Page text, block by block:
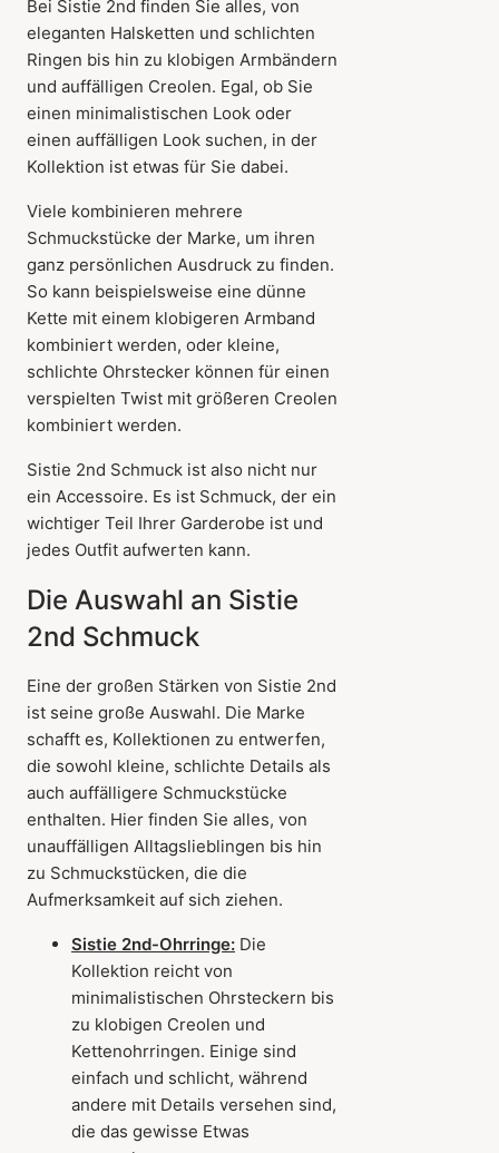
Bei Sistie 2nd finden Sie alles, von
eleganten Halsketten und schlichten
Ringen bis hin zu klobigen Armbändern
und auffälligen Creolen. Egal, ob Sie
einen minimalistischen Look oder
einen auffälligen Look suchen, in der
Kollektion ist etwas für Sie dabei.
Viele kombinieren mehrere
Schmuckstücke der Marke, um ihren
ganz persönlichen Ausdruck zu finden.
So kann beispielsweise eine dünne
Kette mit einem klobigeren Armband
kombiniert werden, oder kleine,
schlichte Ohrstecker können für einen
verspielten Twist mit größeren Creolen
kombiniert werden.
Sistie 2nd Schmuck ist also nicht nur
ein Accessoire. Es ist Schmuck, der ein
wichtiger Teil Ihrer Garderobe ist und
jedes Outfit aufwerten kann.
Die Auswahl an Sistie
2nd Schmuck
Eine der großen Stärken von Sistie 2nd
ist seine große Auswahl. Die Marke
schafft es, Kollektionen zu entwerfen,
die sowohl kleine, schlichte Details als
auch auffälligere Schmuckstücke
enthalten. Hier finden Sie alles, von
unauffälligen Alltagslieblingen bis hin
zu Schmuckstücken, die die
Aufmerksamkeit auf sich ziehen.
Sistie 2nd-Ohrringe: Die
Kollektion reicht von
minimalistischen Ohrsteckern bis
zu klobigen Creolen und
Kettenohrringen. Einige sind
einfach und schlicht, während
andere mit Details versehen sind,
die das gewisse Etwas